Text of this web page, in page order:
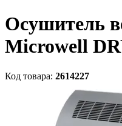
Осушитель
Microwell
Код товара: 2614227